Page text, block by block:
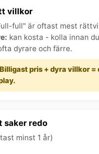
villkor
full" är oftast mest
kan kosta - kolla innan
dyrare och färre.
pris + dyra villkor =
saker redo
minst 1 år)